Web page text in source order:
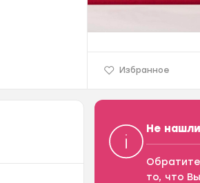
Избранное
Не
то, что